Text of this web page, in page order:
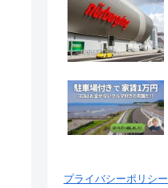
プライバシーポリシー